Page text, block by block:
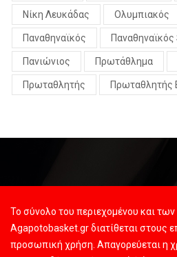
Νίκη Λευκάδας Ολυμπιακός
Παναθηναϊκός
Πανιώνιος Πρωτάθλημα
Πρωταθλητής Πρωταθλητής
Το σύνολο του περιεχομένου και
Agapotobasket.gr διατίθεται στους
προσωπική χρήση. Απαγορεύεται η